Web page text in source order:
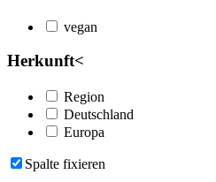
vegan
Herkunft<
Region
Deutschland
Europa
Spalte fixieren